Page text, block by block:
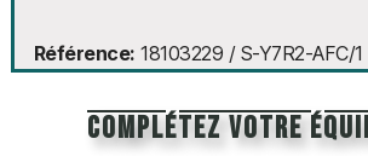
Référence 18103229 / S-Y7R2-AFC/1
Complétez votre